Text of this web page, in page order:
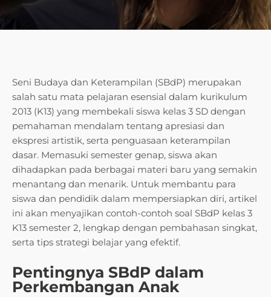
Seni Budaya dan Keterampilan (SBdP) merupakan
salah satu mata pelajaran esensial dalam kurikulum
2013 (K13) yang membekali siswa kelas 3 SD dengan
pemahaman mendalam tentang apresiasi dan
ekspresi artistik, serta penguasaan keterampilan
dasar. Memasuki semester genap, siswa akan
dihadapkan pada berbagai materi baru yang semakin
menantang dan menarik. Untuk membantu para
siswa dan pendidik dalam mempersiapkan diri, artikel
ini akan menyajikan contoh-contoh soal SBdP kelas 3
K13 semester 2, lengkap dengan pembahasan singkat,
serta tips strategi belajar yang efektif.
Pentingnya SBdP dalam
Perkembangan Anak